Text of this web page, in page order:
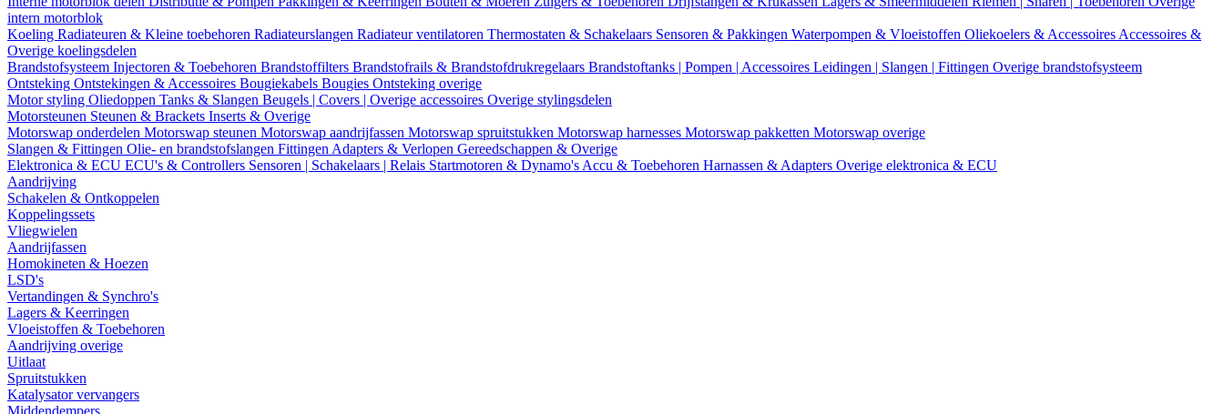
intern motorblok
Koeling Radiateuren & Kleine toebehoren Radiateurslangen Radiateur ventilatoren Thermostaten & Schakelaars Sensoren & Pakkingen Waterpompen & Vloeistoffen Oliekoelers & Accessoires Accessoires &
Overige koelingsdelen
Brandstofsysteem Injectoren & Toebehoren Brandstoffilters Brandstofrails & Brandstofdrukregelaars Brandstoftanks | Pompen | Accessoires Leidingen | Slangen | Fittingen Overige brandstofsysteem
Ontsteking Ontstekingen & Accessoires Bougiekabels Bougies Ontsteking overige
Motor styling Oliedoppen Tanks & Slangen Beugels | Covers | Overige accessoires Overige stylingsdelen
Motorsteunen Steunen & Brackets Inserts & Overige
Motorswap onderdelen Motorswap steunen Motorswap aandrijfassen Motorswap spruitstukken Motorswap harnesses Motorswap pakketten Motorswap overige
Slangen & Fittingen Olie- en brandstofslangen Fittingen Adapters & Verlopen Gereedschappen & Overige
Elektronica & ECU ECU's & Controllers Sensoren | Schakelaars | Relais Startmotoren & Dynamo's Accu & Toebehoren Harnassen & Adapters Overige elektronica & ECU
Aandrijving
Schakelen & Ontkoppelen
Koppelingssets
Vliegwielen
Aandrijfassen
Homokineten & Hoezen
LSD's
Vertandingen & Synchro's
Lagers & Keerringen
Vloeistoffen & Toebehoren
Aandrijving overige
Uitlaat
Spruitstukken
Katalysator vervangers
Middendempers